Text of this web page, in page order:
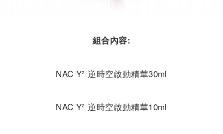
組合內容:
NAC Y² 逆時空啟動精華30ml
NAC Y² 逆時空啟動精華10ml